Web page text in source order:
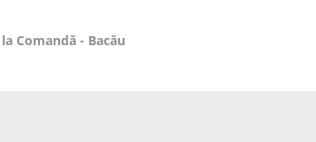
Comandă - Bacău